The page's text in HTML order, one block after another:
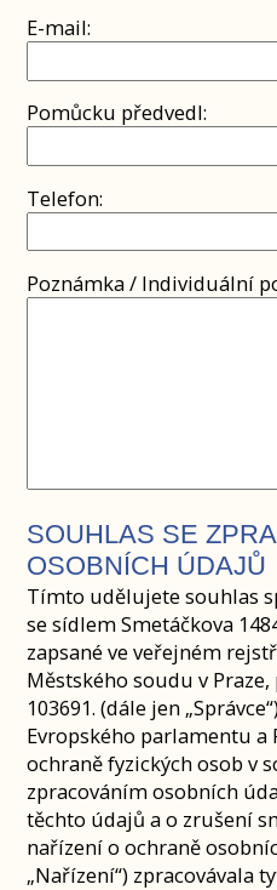
E-mail:
Pomůcku předvedl:
Telefon:
Poznámka / Individuální
SOUHLAS SE
OSOBNÍCH ÚDAJŮ
Tímto udělujete souhlas
se sídlem Smetáčkova
zapsané ve veřejném
Městského soudu v
103691. (dále jen
Evropského parlamentu a
ochraně fyzických osob v
zpracováním osobních
těchto údajů a o zrušení
nařízení o ochraně
„Nařízení“) zpracovávala